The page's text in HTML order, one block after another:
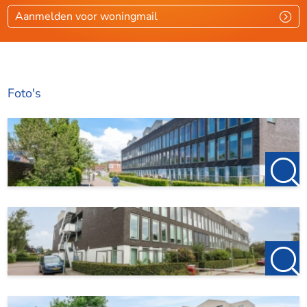
Kamers
3
Slaapkamers
2
Woninginhoud
153 m³
Aanmelden voor woningmail
Foto's